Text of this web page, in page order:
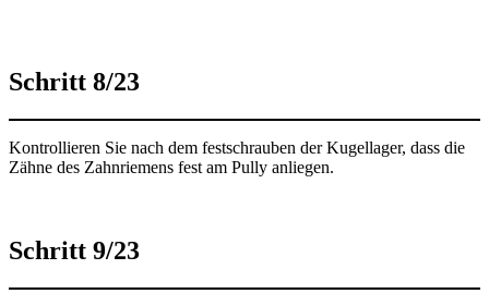
Schritt 8/23
Kontrollieren Sie nach dem festschrauben der Kugellager, dass die
Zähne des Zahnriemens fest am Pully anliegen.
Schritt 9/23